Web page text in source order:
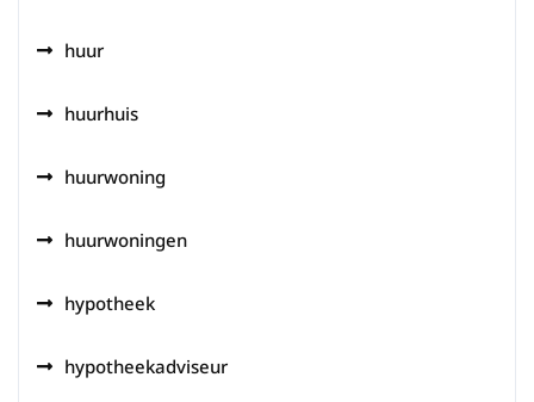
huur
huurhuis
huurwoning
huurwoningen
hypotheek
hypotheekadviseur